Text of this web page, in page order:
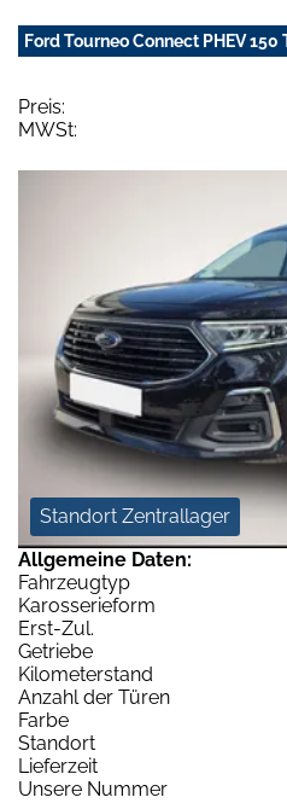
Ford Tourneo Connect PHEV 150
Preis:
MWSt:
Standort Zentrallager
Allgemeine Daten:
Fahrzeugtyp
Karosserieform
Erst-Zul.
Getriebe
Kilometerstand
Anzahl der Türen
Farbe
Standort
Lieferzeit
Unsere Nummer